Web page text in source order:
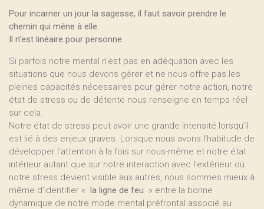
Pour incarner un jour la sagesse, il faut savoir prendre le
chemin qui mène à elle.
Il n’est linéaire pour personne.
Si parfois notre mental n’est pas en adéquation avec les
situations que nous devons gérer et ne nous offre pas les
pleines capacités nécessaires pour gérer notre action, notre
état de stress ou de détente nous renseigne en temps réel
sur cela.
Notre état de stress peut avoir une grande intensité lorsqu’il
est lié à des enjeux graves. Lorsque nous avons l’habitude de
développer l’attention à la fois sur nous-même et notre état
intérieur autant que sur notre interaction avec l’extérieur où
notre stress devient visible aux autres, nous sommes mieux à
même d’identifier « la ligne de feu » entre la bonne
dynamique de notre mode mental préfrontal associé au